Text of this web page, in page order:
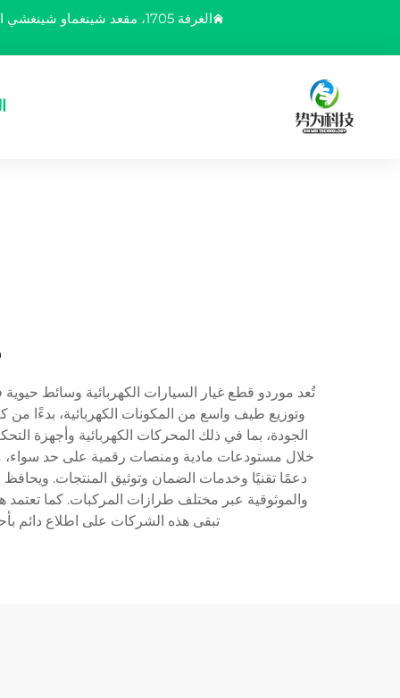
الغرفة 1705، مقعد شينغماو شينغشي الفضي، رقم 6، طريق بايلينغ، منطقة يوباي، مدينة تشونغتشينغ، الصين
تُعد موردو قطع غيار السيارات الكهربائية وسائط
وتوزيع طيف واسع من المكونات الكهربائية، بدءًا
الجودة، بما في ذلك المحركات الكهربائية وأجهزة
خلال مستودعات مادية ومنصات رقمية على حد سواء،
والموثوقية عبر مختلف طرازات المركبات. كما
تبقى هذه الشركات على اطلاع دائم